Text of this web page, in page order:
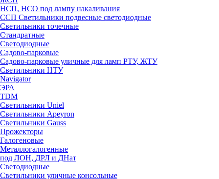
НСП, НСО под лампу накаливания
ССП Светильники подвесные светодиодные
Светильники точечные
Стандратные
Светодиодные
Садово-парковые
Садово-парковые уличные для ламп РТУ, ЖТУ
Светильники НТУ
Navigator
ЭРА
TDM
Светильники Uniel
Светильники Apeyron
Светильники Gauss
Прожекторы
Галогеновые
Металлогалогенные
под ЛОН, ДРЛ и ДНат
Светодиодные
Светильники уличные консольные